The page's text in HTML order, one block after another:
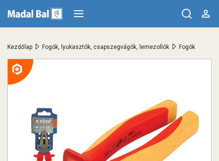
Kezdőlap > Fogók, lyukasztók, csapszegvágók, lemezollók > Fogók